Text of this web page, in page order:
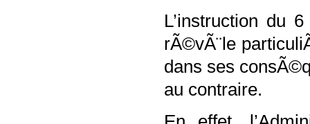
L’instruction du
rÃ©vÃ¨le
dans ses
au contraire.